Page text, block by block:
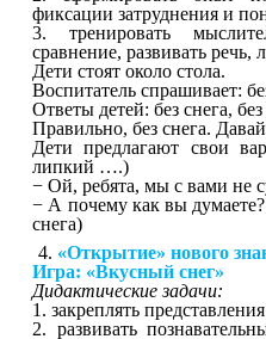
фиксации затруднения и
3. тренировать
сравнение, развивать
Дети стоят около стола.
Воспитатель спрашивает:
Ответы детей: без снега,
Правильно, без снега.
Дети предлагают свои
липкий ….)
− Ой, ребята, мы с вами не
− А почему как вы
снега)
«Открытие» нового
Игра: «Вкусный снег»
Дидактические задачи:
1. закреплять
2. развивать